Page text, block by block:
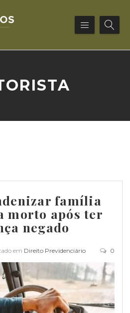
família
morto após ter
negado
em Direito Previdenciário 0